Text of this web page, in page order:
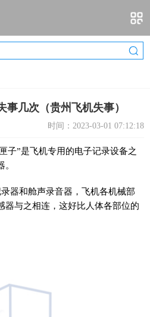
几次（贵州飞机失事）
时间：2023-03-01 07:12:18
子”是飞机专用的电子记录设备之
器和舱声录音器，飞机各机械部
器与之相连，这好比人体各部位的